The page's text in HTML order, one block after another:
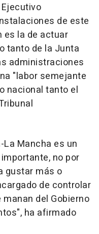
de este
es la de actuar
tanto de la Junta
administraciones
"labor semejante
nacional tanto el
La Mancha es un
no por
gustar más o
de controlar
del Gobierno
ha afirmado